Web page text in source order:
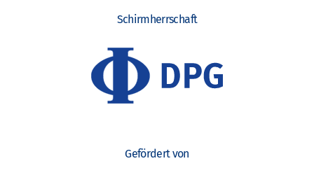
Schirmherrschaft
Gefördert von